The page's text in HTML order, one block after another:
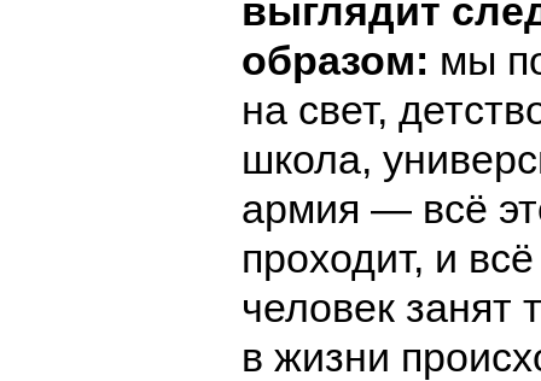
выглядит
образом: мы
на свет,
школа,
армия — всё
проходит, и
человек занят
в жизни